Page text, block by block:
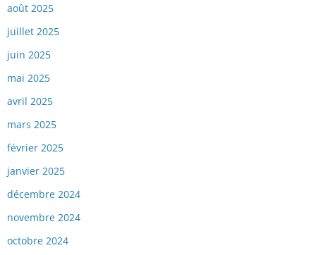
août 2025
juillet 2025
juin 2025
mai 2025
avril 2025
mars 2025
février 2025
janvier 2025
décembre 2024
novembre 2024
octobre 2024